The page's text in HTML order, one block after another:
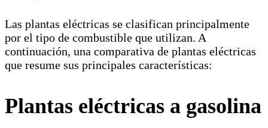
Las plantas eléctricas se clasifican principalmente
por el tipo de combustible que utilizan. A
continuación, una comparativa de plantas eléctricas
que resume sus principales características:
Plantas eléctricas a gasolina